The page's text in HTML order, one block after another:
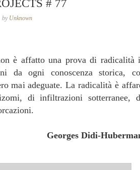
# 77
by Unknown
è affatto una prova di radicalità
da ogni conoscenza storica,
mai adeguate. La radicalità è
di infiltrazioni sotterranee,
Georges Didi-